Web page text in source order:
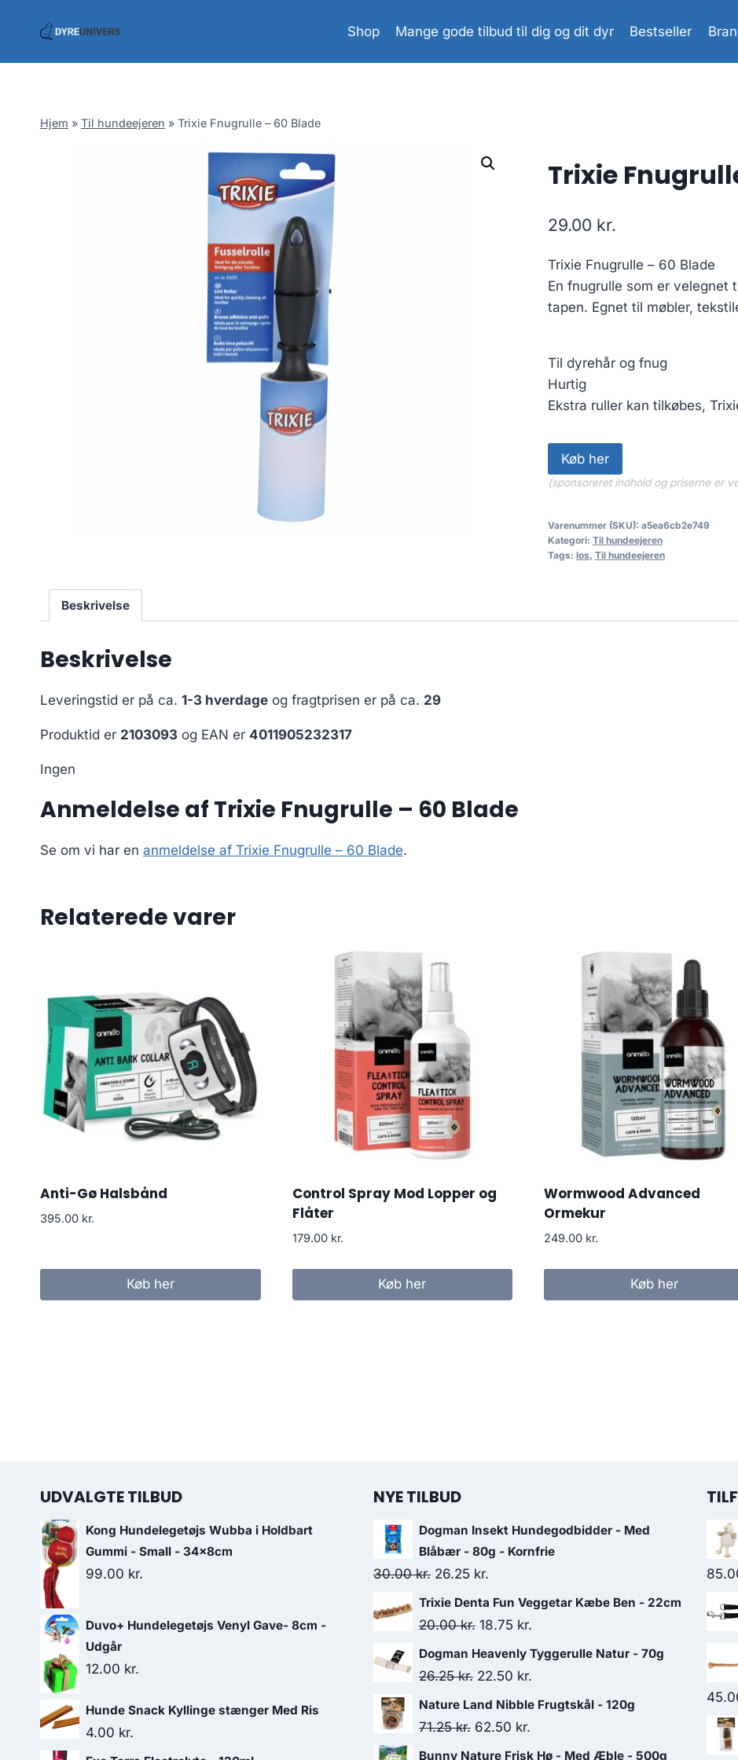
Shop Mange gode tilbud til dig og dit dyr Bestseller
Hjem » Til hundeejeren » Trixie Fnugrulle – 60 Blade
Trixie
29.00 kr.
Trixie Fnugrulle – 60 Blade
En fnugrulle som er velegnet
tapen. Egnet til møbler,
Til dyrehår og fnug
Hurtig
Ekstra ruller kan tilkøbes,
Køb her
(sponsoreret indhold og priserne er
Varenummer (SKU): a5ea6cb2e749
Kategori: Til hundeejeren
Tags: los, Til hundeejeren
Beskrivelse
Beskrivelse
Leveringstid er på ca. 1-3 hverdage og fragtprisen er på ca. 29
Produktid er 2103093 og EAN er 4011905232317
Ingen
Anmeldelse af Trixie Fnugrulle – 60 Blade
Se om vi har en anmeldelse af Trixie Fnugrulle – 60 Blade.
Relaterede varer
Anti-Gø Halsbånd
395.00 kr.
Køb her
Control Spray Mod Lopper og
Flåter
179.00 kr.
Køb her
Wormwood Advanced
Ormekur
249.00 kr.
Køb her
UDVALGTE TILBUD
Kong Hundelegetøjs Wubba i Holdbart
Gummi - Small - 34x8cm
99.00 kr.
Duvo+ Hundelegetøjs Venyl Gave- 8cm -
Udgår
12.00 kr.
Hunde Snack Kyllinge stænger Med Ris
4.00 kr.
NYE TILBUD
Dogman Insekt Hundegodbidder - Med
Blåbær - 80g - Kornfrie
30.00kr. Den
oprindelige
pris
30.00 kr..
26.25 kr.
aktuelle
pris
26.25 kr..
Trixie Denta Fun Veggetar Kæbe Ben - 22cm
20.00kr. Den
oprindelige
pris
20.00 kr..
18.75 kr.
aktuelle
Dogman Heavenly Tyggerulle Natur - 70g
26.25kr. Den
oprindelige
pris
22.50 kr.
aktuelle
Nature Land Nibble Frugtskål - 120g
71.25kr. Den
oprindelige
62.50 kr.
aktuelle
Bunny Nature Frisk Hø - Med Æble - 500g